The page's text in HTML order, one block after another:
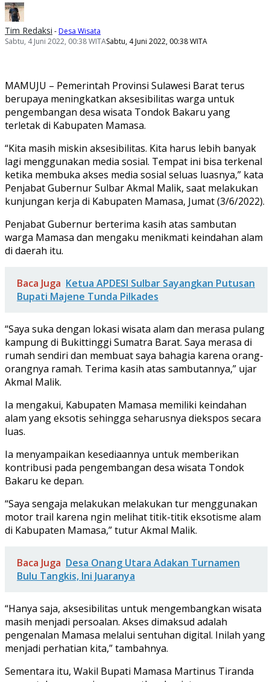
Tim Redaksi -Desa Wisata
Sabtu, 4 Juni 2022, 00:38 WITASabtu, 4 Juni 2022, 00:38 WITA
MAMUJU – Pemerintah Provinsi Sulawesi Barat terus
berupaya meningkatkan aksesibilitas warga untuk
pengembangan desa wisata Tondok Bakaru yang
terletak di Kabupaten Mamasa.
“Kita masih miskin aksesibilitas. Kita harus lebih banyak
lagi menggunakan media sosial. Tempat ini bisa terkenal
ketika membuka akses media sosial seluas luasnya,” kata
Penjabat Gubernur Sulbar Akmal Malik, saat melakukan
kunjungan kerja di Kabupaten Mamasa, Jumat (3/6/2022).
Penjabat Gubernur berterima kasih atas sambutan
warga Mamasa dan mengaku menikmati keindahan alam
di daerah itu.
Baca Juga Ketua APDESI Sulbar Sayangkan Putusan
Bupati Majene Tunda Pilkades
“Saya suka dengan lokasi wisata alam dan merasa pulang
kampung di Bukittinggi Sumatra Barat. Saya merasa di
rumah sendiri dan membuat saya bahagia karena orang-
orangnya ramah. Terima kasih atas sambutannya,” ujar
Akmal Malik.
Ia mengakui, Kabupaten Mamasa memiliki keindahan
alam yang eksotis sehingga seharusnya diekspos secara
luas.
Ia menyampaikan kesediaannya untuk memberikan
kontribusi pada pengembangan desa wisata Tondok
Bakaru ke depan.
“Saya sengaja melakukan melakukan tur menggunakan
motor trail karena ngin melihat titik-titik eksotisme alam
di Kabupaten Mamasa,” tutur Akmal Malik.
Baca Juga Desa Onang Utara Adakan Turnamen
Bulu Tangkis, Ini Juaranya
“Hanya saja, aksesibilitas untuk mengembangkan wisata
masih menjadi persoalan. Akses dimaksud adalah
pengenalan Mamasa melalui sentuhan digital. Inilah yang
menjadi perhatian kita,” tambahnya.
Sementara itu, Wakil Bupati Mamasa Martinus Tiranda